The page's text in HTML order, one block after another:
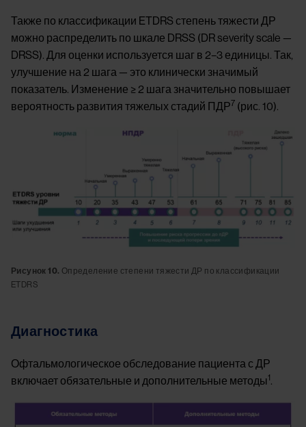
Также по классификации ETDRS степень тяжести ДР
можно распределить по шкале DRSS (DR severity scale —
DRSS). Для оценки используется шаг в 2–3 единицы. Так,
улучшение на 2 шага — это клинически значимый
показатель. Изменение ≥ 2 шага значительно повышает
вероятность развития тяжелых стадий ПДР7 (рис. 10).
Рисунок 10. Определение степени тяжести ДР по классификации
ETDRS
Диагностика
Офтальмологическое обследование пациента с ДР
включает обязательные и дополнительные методы1 .